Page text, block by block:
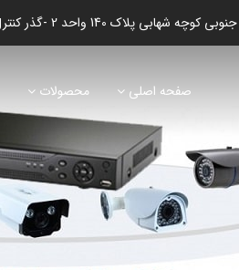
صفحه اصلی محصولات